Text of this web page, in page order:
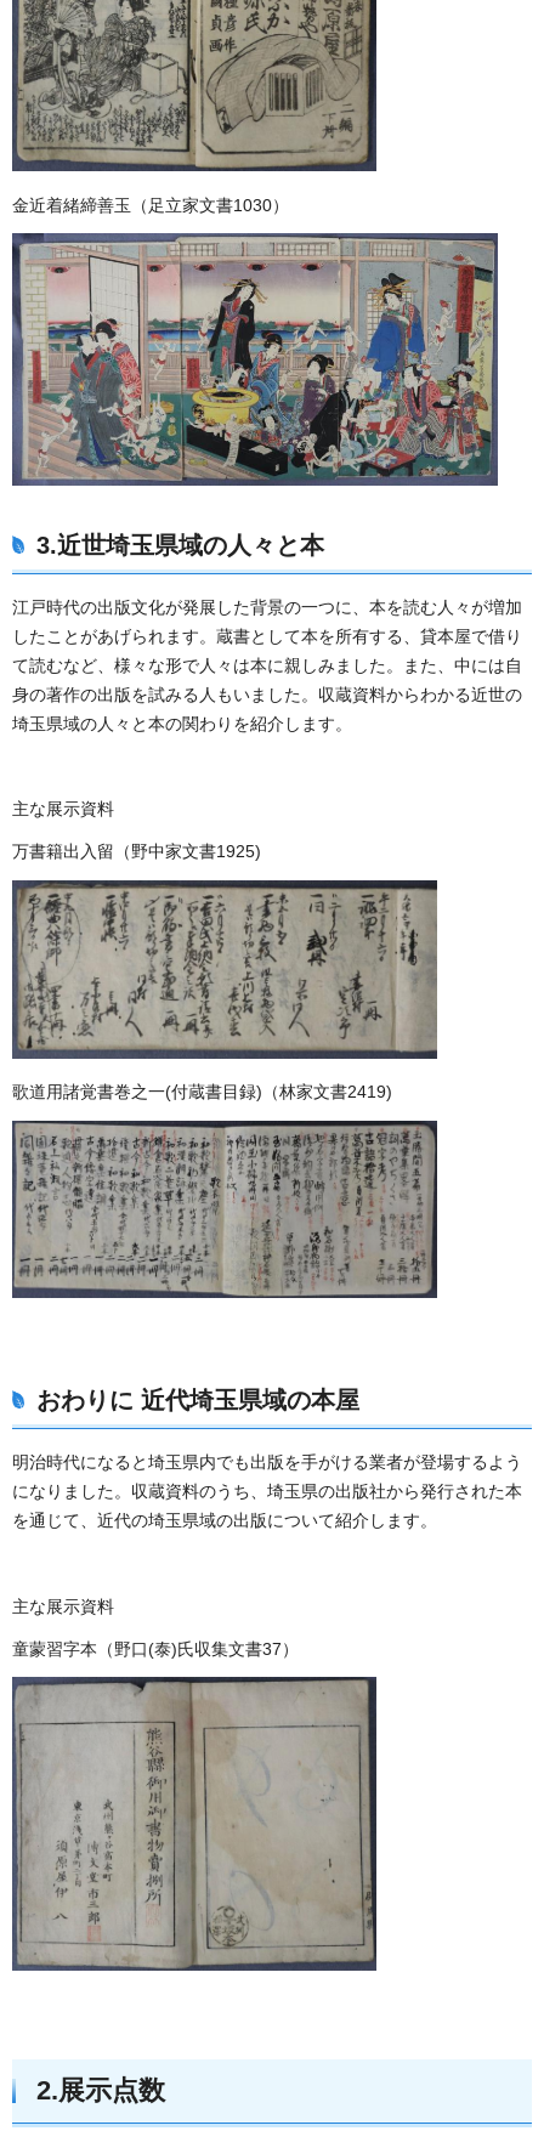
金近着緒締善玉（足立家文書1030）
3.近世埼玉県域の人々と本
江戸時代の出版文化が発展した背景の一つに、本を読む人々が増加
したことがあげられます。蔵書として本を所有する、貸本屋で借り
て読むなど、様々な形で人々は本に親しみました。また、中には自
身の著作の出版を試みる人もいました。収蔵資料からわかる近世の
埼玉県域の人々と本の関わりを紹介します。
主な展示資料
万書籍出入留（野中家文書1925)
歌道用諸覚書巻之一(付蔵書目録)（林家文書2419)
おわりに 近代埼玉県域の本屋
明治時代になると埼玉県内でも出版を手がける業者が登場するよう
になりました。収蔵資料のうち、埼玉県の出版社から発行された本
を通じて、近代の埼玉県域の出版について紹介します。
主な展示資料
童蒙習字本（野口(泰)氏収集文書37）
2.展示点数